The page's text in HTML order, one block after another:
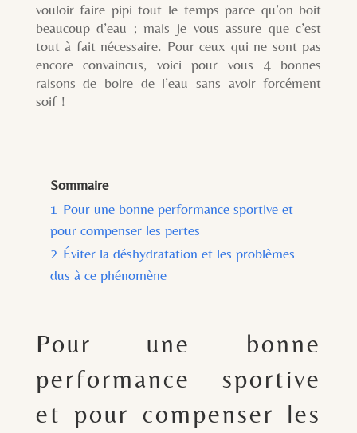
vouloir faire pipi tout le temps parce qu’on boit
beaucoup d’eau ; mais je vous assure que c’est
tout à fait nécessaire. Pour ceux qui ne sont pas
encore convaincus, voici pour vous 4 bonnes
raisons de boire de l’eau sans avoir forcément
soif !
Sommaire
1 Pour une bonne performance sportive et
pour compenser les pertes
2 Éviter la déshydratation et les problèmes
dus à ce phénomène
Pour une bonne
performance sportive
et pour compenser les